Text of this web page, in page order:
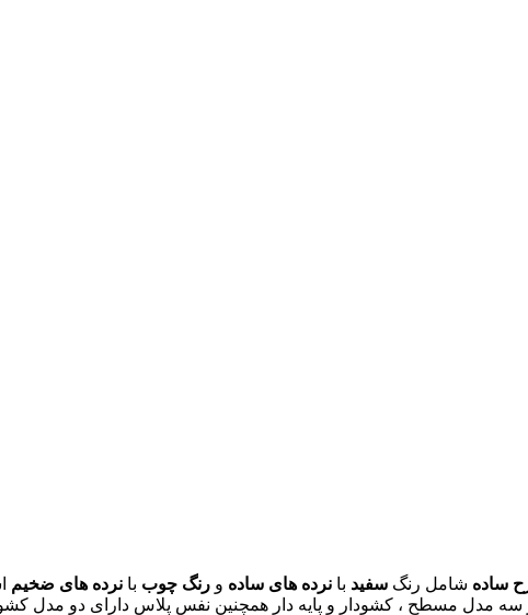
ساده شامل رنگ سفید با نرده های ساده و رنگ چوب با نرده های ضخیم
مدل مسطح ، کشودار و پایه دار همچنین نفس پلاس دارای دو مدل